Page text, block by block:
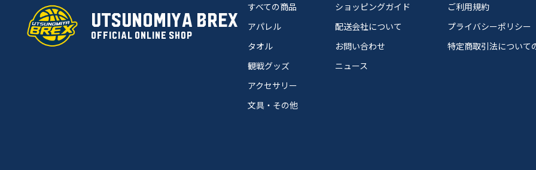
UTSUNOMIYA BREX
OFFICIAL ONLINE SHOP
すべての商品
アパレル
タオル
観戦グッズ
アクセサリー
文具・その他
ショッピングガイド
配送会社について
お問い合わせ
ニュース
ご利用規約
プライバシーポリシー
特定商取引法について